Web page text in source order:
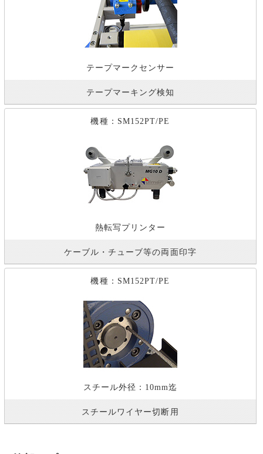
テープマークセンサー
テープマーキング検知
機種：SM152PT/PE
熱転写プリンター
ケーブル・チューブ等の両面印字
機種：SM152PT/PE
スチール外径：10mm迄
スチールワイヤー切断用